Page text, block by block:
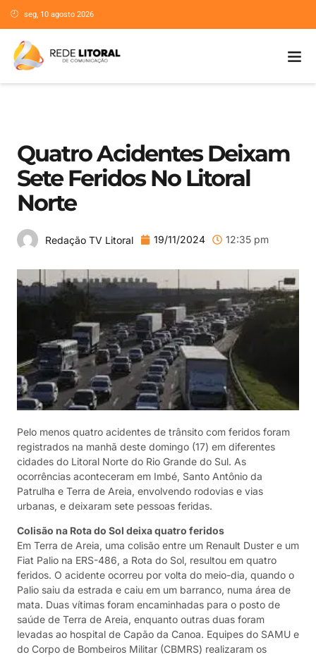
seg, 10 agosto 2026
Quatro Acidentes Deixam
Sete Feridos No Litoral
Norte
Redação TV Litoral 19/11/2024 12:35 pm
Pelo menos quatro acidentes de trânsito com feridos foram
registrados na manhã deste domingo (17) em diferentes
cidades do Litoral Norte do Rio Grande do Sul. As
ocorrências aconteceram em Imbé, Santo Antônio da
Patrulha e Terra de Areia, envolvendo rodovias e vias
urbanas, e deixaram sete pessoas feridas.
Colisão na Rota do Sol deixa quatro feridos
Em Terra de Areia, uma colisão entre um Renault Duster e um
Fiat Palio na ERS-486, a Rota do Sol, resultou em quatro
feridos. O acidente ocorreu por volta do meio-dia, quando o
Palio saiu da estrada e caiu em um barranco, numa área de
mata. Duas vítimas foram encaminhadas para o posto de
saúde de Terra de Areia, enquanto outras duas foram
levadas ao hospital de Capão da Canoa. Equipes do SAMU e
do Corpo de Bombeiros Militar (CBMRS) realizaram os